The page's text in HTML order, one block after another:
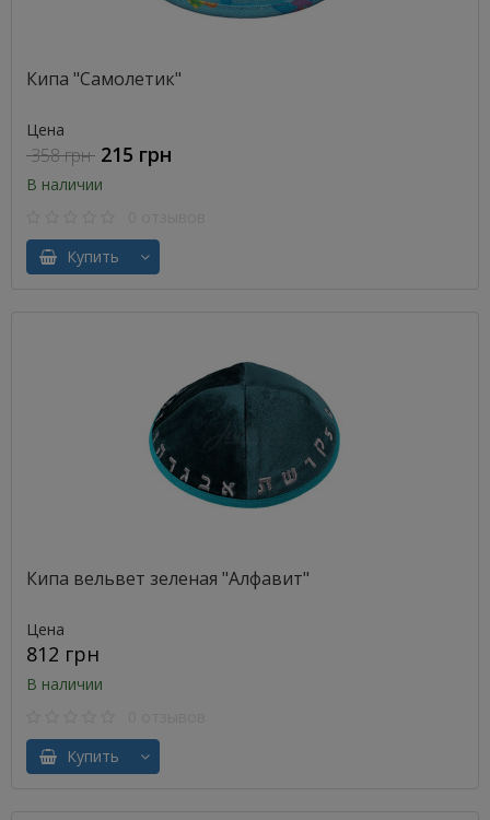
Кипа "Самолетик"
Цена
358 грн 215 грн
В наличии
Купить
Кипа вельвет зеленая "Алфавит"
Цена
812 грн
В наличии
Купить